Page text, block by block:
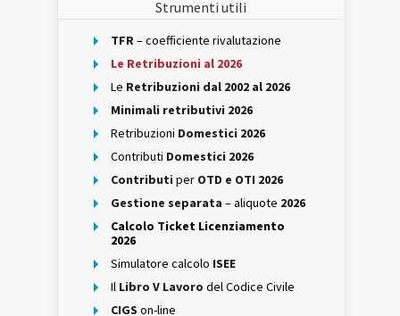
Strumenti utili
TFR– coefficiente rivalutazione
Le Retribuzioni al 2026
Le Retribuzioni dal 2002 al 2026
Minimali retributivi 2026
Retribuzioni Domestici 2026
Contributi Domestici 2026
Contributi per OTD e OTI 2026
Gestione separata – aliquote 2026
Calcolo Ticket Licenziamento
2026
Simulatore calcolo ISEE
Il Libro V Lavoro del Codice Civile
CIGS on-line